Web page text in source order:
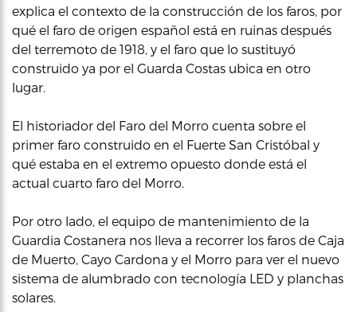
explica el contexto de la construcción de los faros, por
qué el faro de origen español está en ruinas después
del terremoto de 1918, y el faro que lo sustituyó
construido ya por el Guarda Costas ubica en otro
lugar.
El historiador del Faro del Morro cuenta sobre el
primer faro construido en el Fuerte San Cristóbal y
qué estaba en el extremo opuesto donde está el
actual cuarto faro del Morro.
Por otro lado, el equipo de mantenimiento de la
Guardia Costanera nos lleva a recorrer los faros de Caja
de Muerto, Cayo Cardona y el Morro para ver el nuevo
sistema de alumbrado con tecnología LED y planchas
solares.